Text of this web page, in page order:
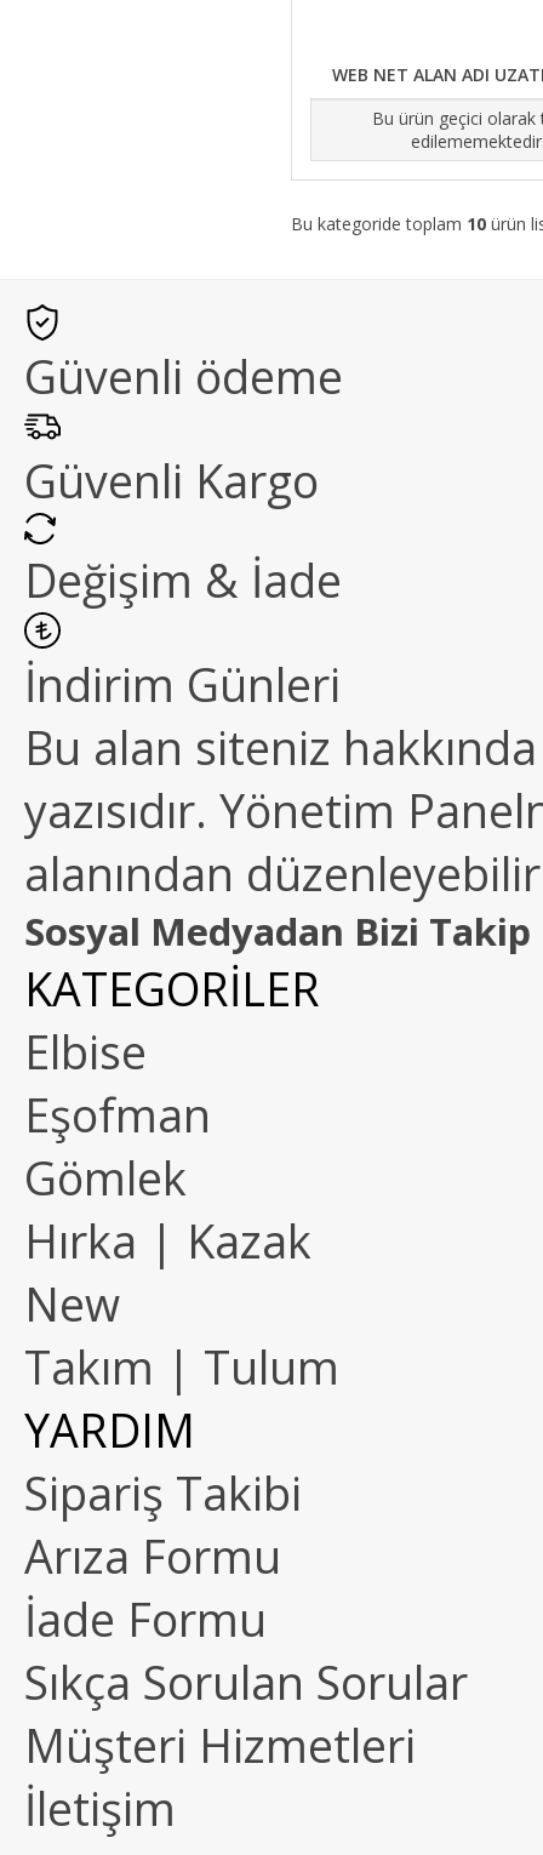
WEB NET ALAN ADI
Bu ürün geçici olarak
Bu kategoride toplam 10 ürün
Güvenli ödeme
Güvenli Kargo
Değişim & İade
İndirim Günleri
Bu alan siteniz
yazısıdır. Yönetim
alanından
Sosyal Medyadan Bizi Takip
KATEGORİLER
Elbise
Eşofman
Gömlek
Hırka | Kazak
New
Takım | Tulum
YARDIM
Sipariş Takibi
Arıza Formu
İade Formu
Sıkça Sorulan Sorular
Müşteri Hizmetleri
İletişim